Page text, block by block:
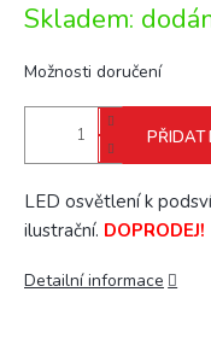
cena:
Skladem:
Možnosti doručení
PŘIDAT
LED osvětlení k
ilustrační. DOPRODEJ!
Detailní informace